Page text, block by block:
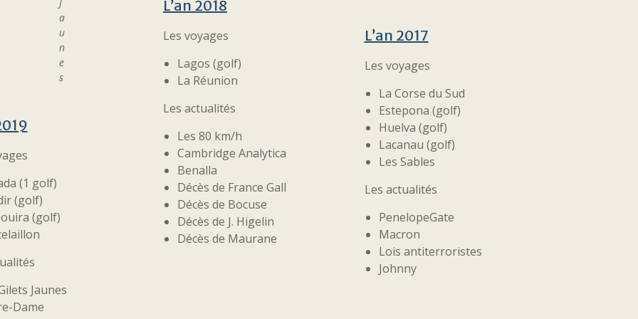
a
u
n
e
s
(1 golf)
(golf)
(golf)
Jaunes
Dame
L’an 2018
Les voyages
Lagos (golf)
La Réunion
Les actualités
Les 80 km/h
Cambridge Analytica
Benalla
Décès de France Gall
Décès de Bocuse
Décès de J. Higelin
Décès de Maurane
L’an 2017
Les voyages
La Corse du Sud
Estepona (golf)
Huelva (golf)
Lacanau (golf)
Les Sables
Les actualités
PenelopeGate
Macron
Lois antiterroristes
Johnny